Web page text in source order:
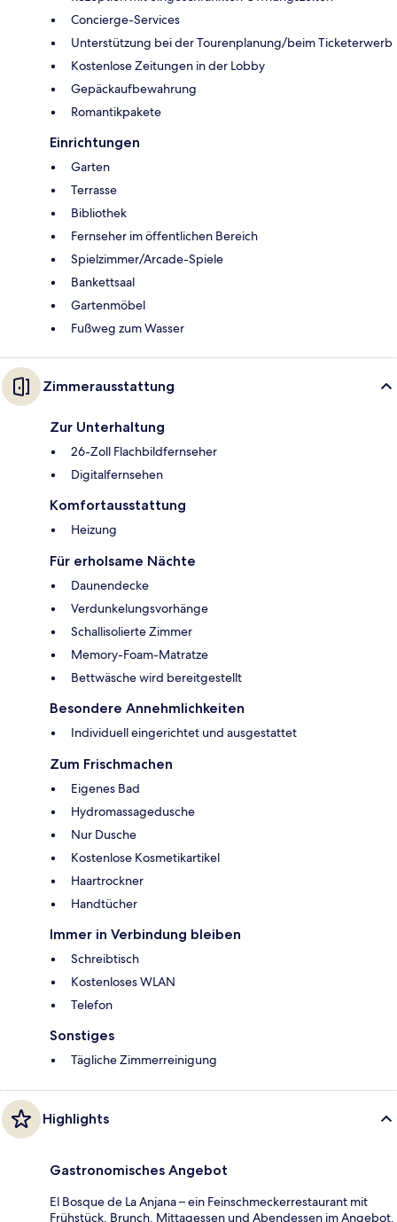
Concierge-Services
Unterstützung bei der Tourenplanung/beim Ticketerwerb
Kostenlose Zeitungen in der Lobby
Gepäckaufbewahrung
Romantikpakete
Einrichtungen
Garten
Terrasse
Bibliothek
Fernseher im öffentlichen Bereich
Spielzimmer/Arcade-Spiele
Bankettsaal
Gartenmöbel
Fußweg zum Wasser
Zimmerausstattung
Zur Unterhaltung
26-Zoll Flachbildfernseher
Digitalfernsehen
Komfortausstattung
Heizung
Für erholsame Nächte
Daunendecke
Verdunkelungsvorhänge
Schallisolierte Zimmer
Memory-Foam-Matratze
Bettwäsche wird bereitgestellt
Besondere Annehmlichkeiten
Individuell eingerichtet und ausgestattet
Zum Frischmachen
Eigenes Bad
Hydromassagedusche
Nur Dusche
Kostenlose Kosmetikartikel
Haartrockner
Handtücher
Immer in Verbindung bleiben
Schreibtisch
Kostenloses WLAN
Telefon
Sonstiges
Tägliche Zimmerreinigung
Highlights
Gastronomisches Angebot
El Bosque de La Anjana – ein Feinschmeckerrestaurant mit
Frühstück, Brunch, Mittagessen und Abendessen im Angebot.